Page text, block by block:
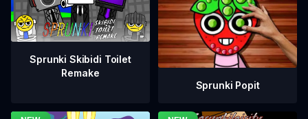
Sprunki Skibidi Toilet
Remake
Sprunki Popit